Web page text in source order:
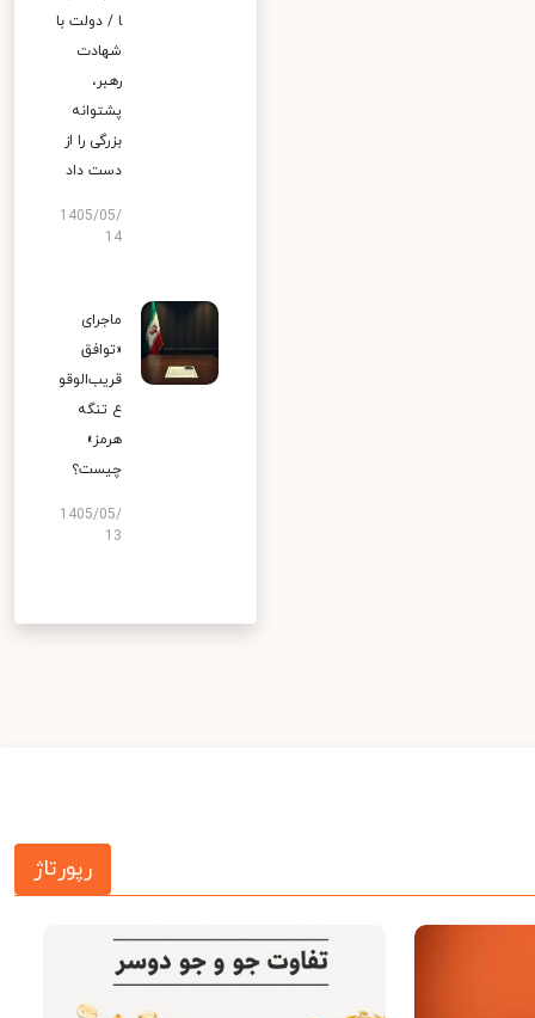
ا / دولت با
شهادت
رهبر،
پشتوانه
بزرگی را از
دست داد
1405/05/
14
ماجرای
«توافق
قریب‌الوقو
ع تنگه
هرمز»
چیست؟
1405/05/
13
رپورتاژ